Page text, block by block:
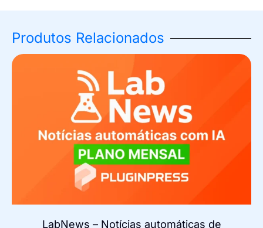
Produtos Relacionados
LabNews – Notícias automáticas de